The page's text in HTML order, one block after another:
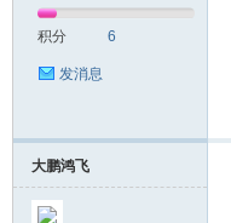
积分 6
发消息
大鹏鸿飞